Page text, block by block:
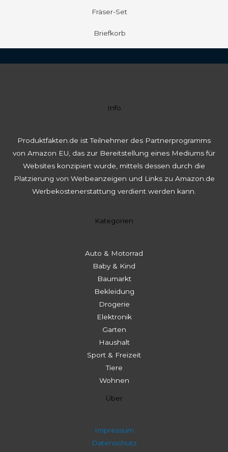
Fräser-Set
Briefkorb
Info
Produktfakten.de ist Teilnehmer des Partnerprogramms
von Amazon EU, das zur Bereitstellung eines Mediums für
Websites konzipiert wurde, mittels dessen durch die
Platzierung von Werbeanzeigen und Links zu Amazon.de
Werbekostenerstattung verdient werden kann.
Kategorien
Auto & Motorrad
Baby & Kind
Baumarkt
Bekleidung
Drogerie
Elektronik
Garten
Haushalt
Sport & Freizeit
Tiere
Wohnen
Über
Impressum
Datenschutz